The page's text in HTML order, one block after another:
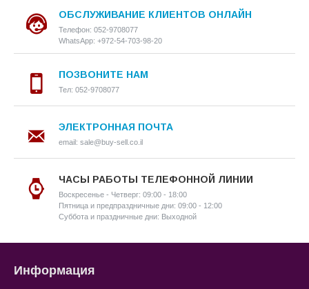
ОБСЛУЖИВАНИЕ КЛИЕНТОВ ОНЛАЙН
Телефон: 052-9708077
WhatsApp: +972-54-703-98-20
ПОЗВОНИТЕ НАМ
Тел: 052-9708077
ЭЛЕКТРОННАЯ ПОЧТА
email: sale@buy-sell.co.il
ЧАСЫ РАБОТЫ ТЕЛЕФОННОЙ ЛИНИИ
Воскресенье - Четверг: 09:00 - 18:00
Пятница и предпраздничные дни: 09:00 - 12:00
Суббота и праздничные дни: Выходной
Информация